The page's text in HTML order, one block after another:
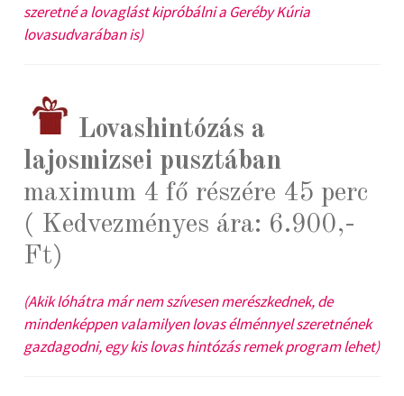
szeretné a lovaglást kipróbálni a Geréby Kúria
lovasudvarában is)
Lovashintózás a
lajosmizsei pusztában
maximum 4 fő részére 45 perc
( Kedvezményes ára: 6.900,-
Ft)
(Akik lóhátra már nem szívesen merészkednek, de
mindenképpen valamilyen lovas élménnyel szeretnének
gazdagodni, egy kis lovas hintózás remek program lehet)